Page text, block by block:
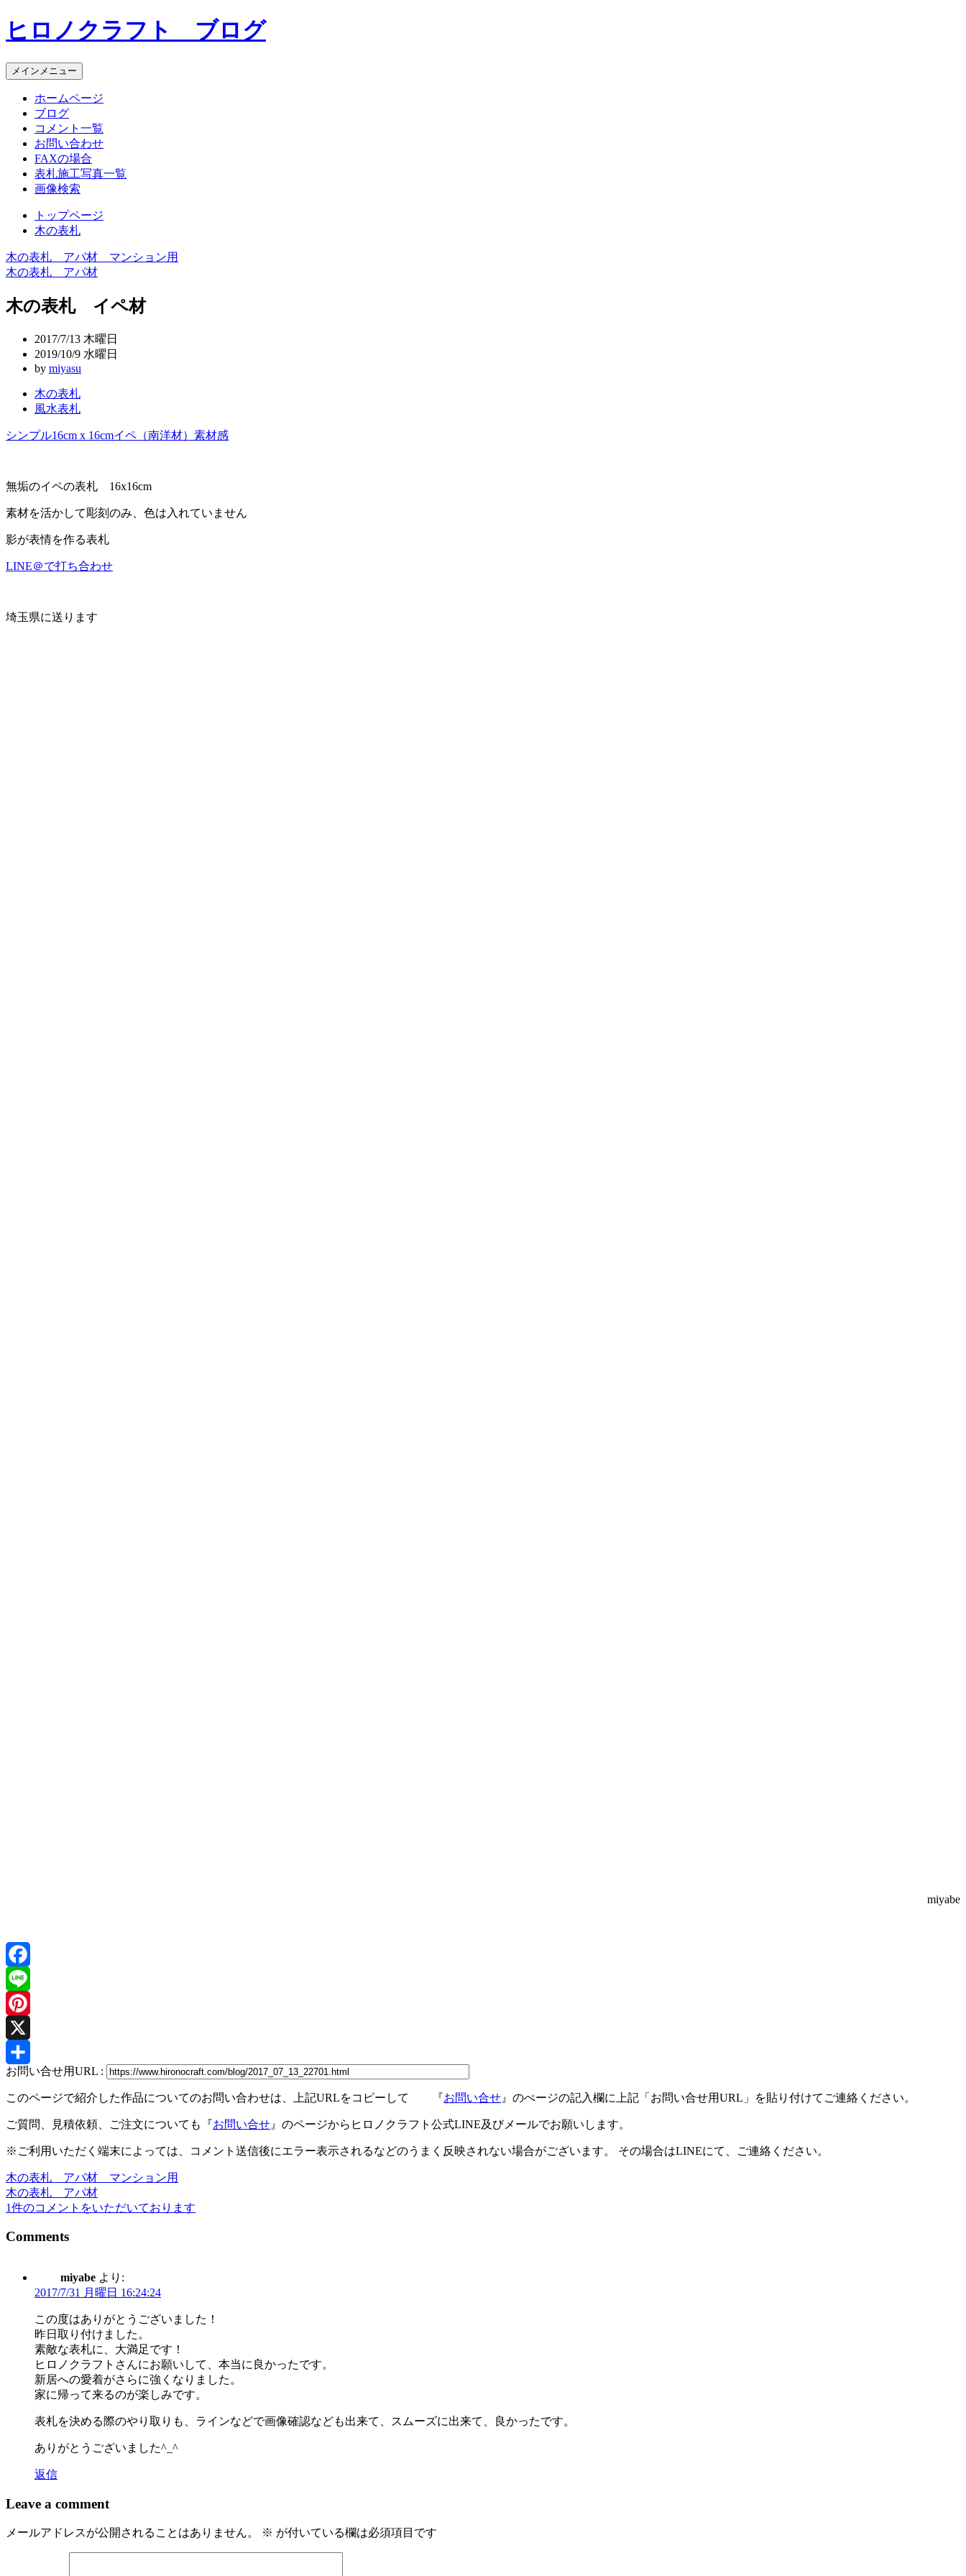
コ
ン
ン
ツ
ヒロノクラフト ブログ
メインメニュー
ホームページ
ブログ
コメント一覧
お問い合わせ
FAXの場合
表札施工写真一覧
画像検索
トップページ
木の表札
投
稿
ナ
ン
木の表札 アパ材 マンション用
木の表札 アパ材
木の表札 イペ材
2017/7/13 木曜日
2019/10/9 水曜日
by miyasu
木の表札
風水表札
シンプル16cm x 16cmイペ（南洋材） 素材感
無垢のイペの表札 16x16cm
素材を活かして彫刻のみ、色は入れていません
影が表情を作る表札
LINE＠で打ち合わせ
埼玉県に送ります
miyabe
Facebook
Line
Pinterest
X
共
有
お問い合せ用URL :
このページで紹介した作品についてのお問い合わせは、上記URLをコピーして 『お問い合せ 』のぺージの記入欄に上記「お問い合せ用URL」を貼り付けてご連絡ください。
ご質問、見積依頼、ご注文についても『お問い合せ 』のページからヒロノクラフト公式LINE及びメールでお願いします。
※ご利用いただく端末によっては、コメント送信後にエラー表示されるなどのうまく反映されない場合がございます。 その場合はLINEにて、ご連絡ください。
投
稿
ナ
木の表札 アパ材 マンション用
木の表札 アパ材
1件のコメントをいただいております
Comments
miyabe より:
2017/7/31 月曜日 16:24:24
この度はありがとうございました！
昨日取り付けました。
素敵な表札に、大満足です！
ヒロノクラフトさんにお願いして、本当に良かったです。
新居への愛着がさらに強くなりました。
家に帰って来るのが楽しみです。
表札を決める際のやり取りも、ラインなどで画像確認なども出来て、スムーズに出来て、良かったです。
ありがとうございました^_^
返信
Leave a comment
メールアドレスが公開されることはありません。 ※ が付いている欄は必須項目です